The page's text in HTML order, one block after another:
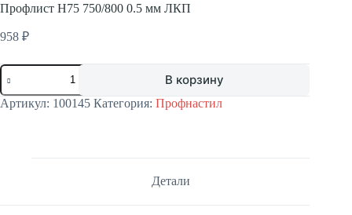
Профлист Н75 750/800 0.5 мм ЛКП
958 ₽
Количество
товара
Профлист
Н75
В корзину
Артикул: 100145 Категория: Профнастил
Детали